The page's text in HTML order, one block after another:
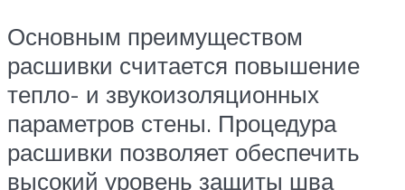
Основным преимуществом
расшивки считается повышение
тепло- и звукоизоляционных
параметров стены. Процедура
расшивки позволяет обеспечить
высокий уровень защиты шва